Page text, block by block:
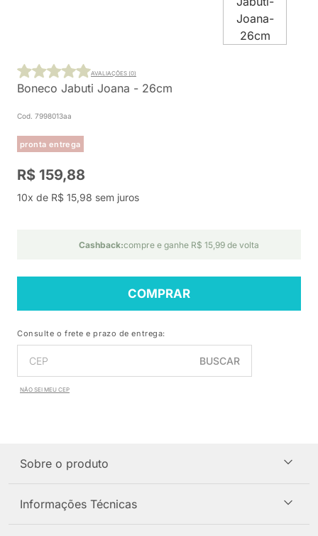
Boneco Jabuti Joana - 26cm
Cod. 7998013aa
pronta entrega
AVALIAÇÕES (0)
R$ 159,88
10x de R$ 15,98 sem juros
Cashback:compre e ganhe R$ 15,99 de volta
COMPRAR
Consulte o frete e prazo de entrega:
BUSCAR
NÃO SEI MEU CEP
Sobre o produto
Informações Técnicas